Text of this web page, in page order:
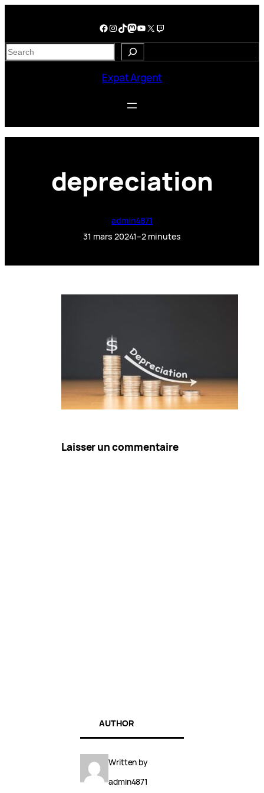
Facebook InstagramTikTok Mastodon YouTube X Twitch
S
e
Expat Argent
depreciation
admin4871
31 mars 20241–2 minutes
Laisser un commentaire
AUTHOR
Written by
admin4871